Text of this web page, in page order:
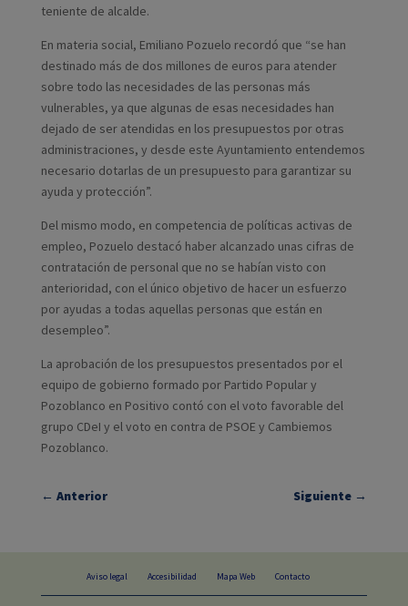
teniente de alcalde.
En materia social, Emiliano Pozuelo recordó que “se han
destinado más de dos millones de euros para atender
sobre todo las necesidades de las personas más
vulnerables, ya que algunas de esas necesidades han
dejado de ser atendidas en los presupuestos por otras
administraciones, y desde este Ayuntamiento entendemos
necesario dotarlas de un presupuesto para garantizar su
ayuda y protección”.
Del mismo modo, en competencia de políticas activas de
empleo, Pozuelo destacó haber alcanzado unas cifras de
contratación de personal que no se habían visto con
anterioridad, con el único objetivo de hacer un esfuerzo
por ayudas a todas aquellas personas que están en
desempleo”.
La aprobación de los presupuestos presentados por el
equipo de gobierno formado por Partido Popular y
Pozoblanco en Positivo contó con el voto favorable del
grupo CDeI y el voto en contra de PSOE y Cambiemos
Pozoblanco.
← Anterior Siguiente →
Aviso legal Accesibilidad Mapa Web Contacto